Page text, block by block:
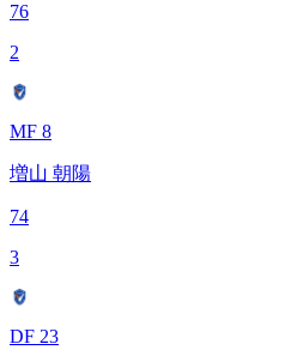
76
2
MF 8
増山 朝陽
74
3
DF 23